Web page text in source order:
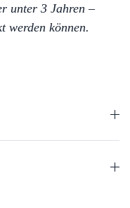
unter 3 Jahren –
werden können.